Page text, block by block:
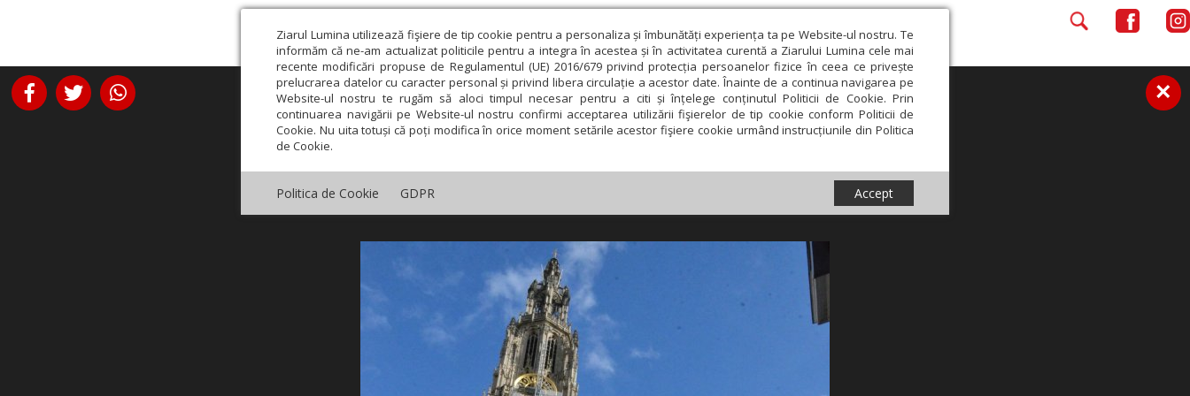
Ziarul Lumina utilizează fişiere de tip cookie pentru a personaliza și îmbunătăți experiența ta pe Website-ul nostru. Te
informăm că ne-am actualizat politicile pentru a integra în acestea și în activitatea curentă a Ziarului Lumina cele mai
recente modificări propuse de Regulamentul (UE) 2016/679 privind protecția persoanelor fizice în ceea ce privește
prelucrarea datelor cu caracter personal și privind libera circulație a acestor date. Înainte de a continua navigarea pe
Website-ul nostru te rugăm să aloci timpul necesar pentru a citi și înțelege conținutul Politicii de Cookie. Prin
continuarea navigării pe Website-ul nostru confirmi acceptarea utilizării fişierelor de tip cookie conform Politicii de
Cookie. Nu uita totuși că poți modifica în orice moment setările acestor fişiere cookie urmând instrucțiunile din Politica
de Cookie.
Politica de Cookie GDPR Accept
×